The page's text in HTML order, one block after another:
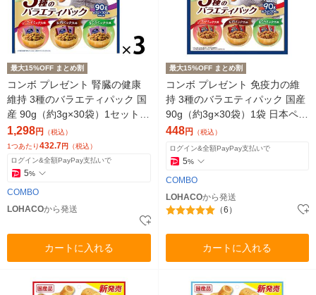
最大15%OFF まとめ割
コンボ プレゼント 腎臓の健康
維持 3種のバラエティパック 国
産 90g（約3g×30袋）1セット
（1袋×3）日本ペットフード
1,298円
（税込）
1つあたり432.7円 （税込）
ログイン&全額PayPay支払いで
5%
COMBO
LOHACOから発送
カートに入れる
最大15%OFF まとめ割
コンボ プレゼント 免疫力の維
持 3種のバラエティパック 国産
90g（約3g×30袋）1袋 日本ペッ
トフード 猫用 おやつ
448円 （税込）
ログイン&全額PayPay支払いで
5%
COMBO
LOHACOから発送
（6）
カートに入れる